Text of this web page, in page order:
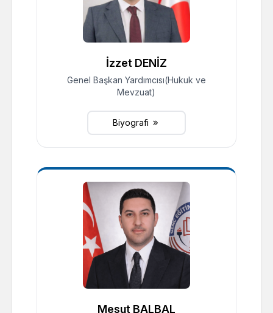
İzzet DENİZ
Genel Başkan Yardımcısı(Hukuk ve
Mevzuat)
Biyografi
Mesut BALBAL